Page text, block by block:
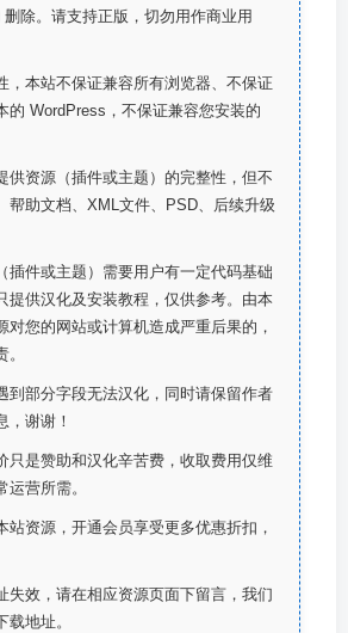
删除。请支持正版，切勿用作商业用
，本站不保证兼容所有浏览器、不保证
的 WordPress，不保证兼容您安装的
供资源（插件或主题）的完整性，但不
帮助文档、XML文件、PSD、后续升级
插件或主题）需要用户有一定代码基础
提供汉化及安装教程，仅供参考。由本
对您的网站或计算机造成严重后果的，
到部分字段无法汉化，同时请保留作者
，谢谢！
只是赞助和汉化辛苦费，收取费用仅维
运营所需。
站资源，开通会员享受更多优惠折扣，
失效，请在相应资源页面下留言，我们
载地址。